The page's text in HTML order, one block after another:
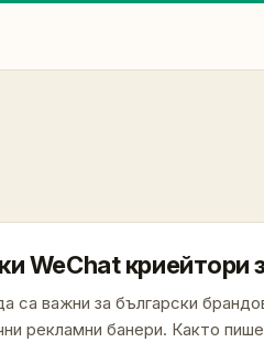
WeChat криейтори
са важни за български
рекламни банери. Както пише